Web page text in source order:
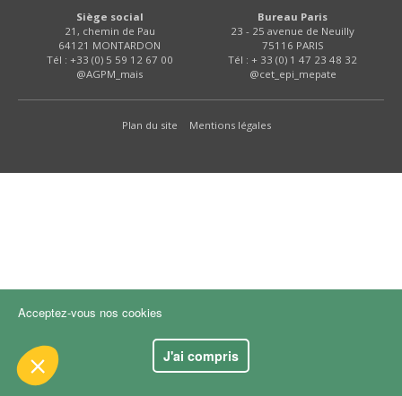
CEPM
IRRIGANTS DE FRANCE
Siège social
21, chemin de Pau
64121 MONTARDON
Tél : +33 (0) 5 59 12 67 00
@AGPM_mais
Bureau Paris
23 - 25 avenue de Neuilly
75116 PARIS
Tél : + 33 (0) 1 47 23 48 32
@cet_epi_mepate
Plan du site Mentions légales
Acceptez-vous nos cookies
J'ai compris
contenu de ce site vous intéresse
:
certifiés par
Je choisis OK pour moi